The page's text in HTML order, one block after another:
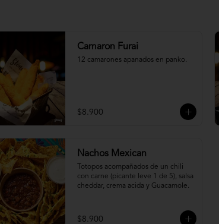
Camaron Furai
12 camarones apanados en panko.
$8.900
Nachos Mexican
Totopos acompañados de un chili
con carne (picante leve 1 de 5), salsa
cheddar, crema acida y Guacamole.
$8.900